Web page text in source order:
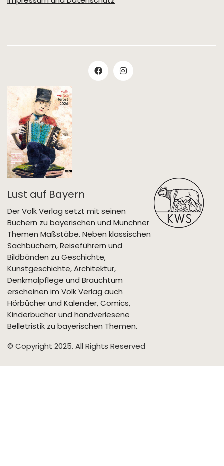
Lust auf Bayern
Der Volk Verlag setzt mit seinen
Büchern zu bayerischen und Münchner
Themen Maßstäbe. Neben klassischen
Sachbüchern, Reiseführern und
Bildbänden zu Geschichte,
Kunstgeschichte, Architektur,
Denkmalpflege und Brauchtum
erscheinen im Volk Verlag auch
Hörbücher und Kalender, Comics,
Kinderbücher und handverlesene
Belletristik zu bayerischen Themen.
© Copyright 2025. All Rights Reserved